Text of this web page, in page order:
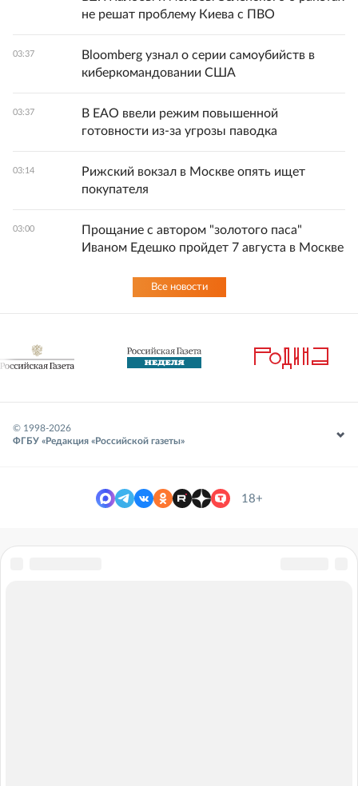
не решат проблему Киева с ПВО
03:37
Bloomberg узнал о серии самоубийств в
киберкомандовании США
03:37
В ЕАО ввели режим повышенной
готовности из-за угрозы паводка
03:14
Рижский вокзал в Москве опять ищет
покупателя
03:00
Прощание с автором "золотого паса"
Иваном Едешко пройдет 7 августа в Москве
Все новости
© 1998-2026
ФГБУ «Редакция «Российской газеты»
18+